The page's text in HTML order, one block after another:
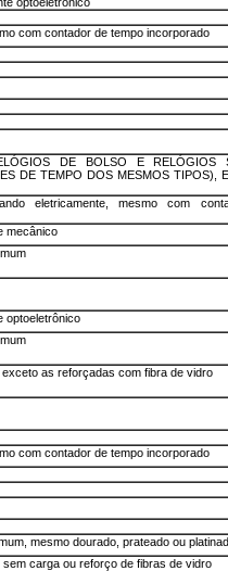
com contador de tempo incorporado
DE BOLSO E RELÓGIOS
DE TEMPO DOS MESMOS TIPOS),
eletricamente, mesmo com
mecânico
optoeletrônico
as reforçadas com fibra de vidro
com contador de tempo incorporado
mesmo dourado, prateado ou
carga ou reforço de fibras de vidro